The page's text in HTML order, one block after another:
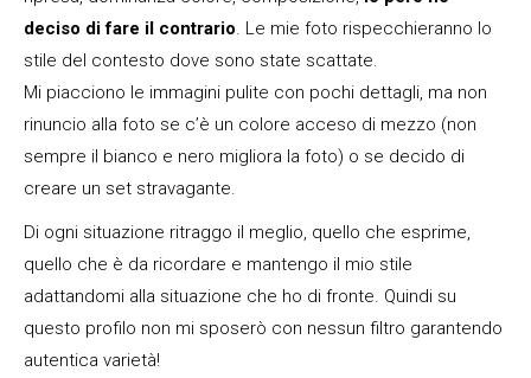
deciso di fare il contrario. Le mie foto rispecchieranno lo
stile del contesto dove sono state scattate.
Mi piacciono le immagini pulite con pochi dettagli, ma non
rinuncio alla foto se c’è un colore acceso di mezzo (non
sempre il bianco e nero migliora la foto) o se decido di
creare un set stravagante.
Di ogni situazione ritraggo il meglio, quello che esprime,
quello che è da ricordare e mantengo il mio stile
adattandomi alla situazione che ho di fronte. Quindi su
questo profilo non mi sposerò con nessun filtro garantendo
autentica varietà!